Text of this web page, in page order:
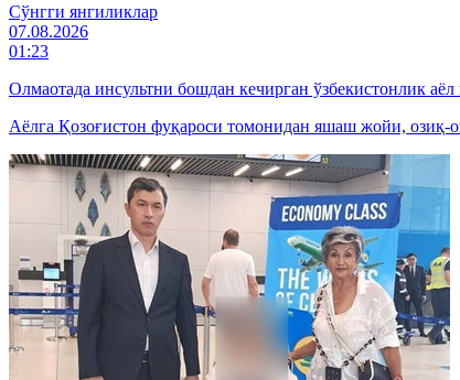
Cўнгги янгиликлар
07.08.2026
01:23
Олмаотада инсультни бошдан кечирган ўзбекистонлик аёл
Аёлга Қозоғистон фуқароси томонидан яшаш жойи, озиқ-